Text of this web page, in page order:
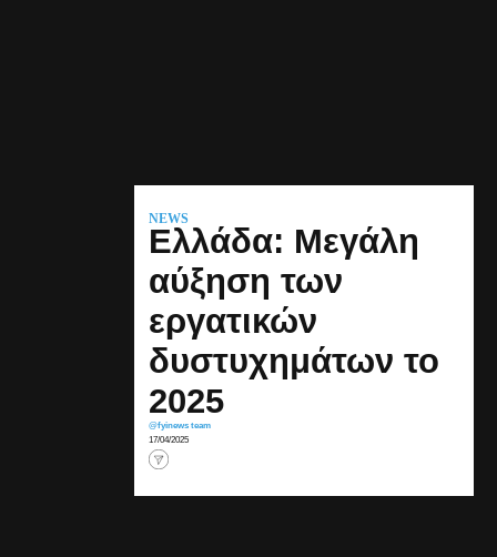
NEWS
Ελλάδα: Μεγάλη
αύξηση των
εργατικών
δυστυχημάτων το
2025
@fyinews team
17/04/2025